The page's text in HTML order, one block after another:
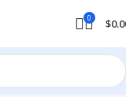
0 $